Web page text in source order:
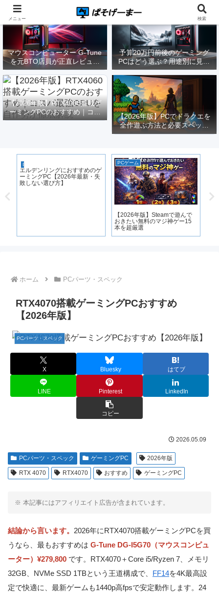
マウスコンピューター G-Tune
を元BTO店員が正直レビュー
｜実際どうなの？
予算20万円前後のゲーミング
PCはどう選ぶ？用途別に見る
構成と注意点【2026年版】
【2026年版】RTX4060搭載ゲ
ーミングPCのおすすめ｜コス
パ最強GPUを自作勢が徹底解
【2026年版】PCでドラクエを
全作遊ぶ方法と必要スペック
｜FF14勢がまとめてみた
PCゲーム
エルデンリングにおすすめのゲ
ーミングPC【2026年最新・失
敗しない選び方】
PCゲーム
【2026年版】Steamで遊んで
おきたい無料のマジ神ゲー15
本を超厳選
ホーム PCパーツ・スペック
RTX4070搭載ゲーミングPCおすすめ
【2026年版】
PCパーツ・スペック
X Bluesky はてブ
LINE Pinterest LinkedIn
コピー
2026.05.09
PCパーツ・スペック ゲーミングPC 2026年版
RTX 4070 RTX4070 おすすめ ゲーミングPC
※ 本記事にはアフィリエイト広告が含まれています。
結論から言います。 2026年にRTX4070搭載ゲーミングPCを買
うなら、最もおすすめは G-Tune DG-I5G70（マウスコンピュ
ーター）¥279,800 です。RTX4070＋Core i5/Ryzen 7、メモリ
32GB、NVMe SSD 1TBという王道構成で、 FF14を4K最高設
定で快適に、最新ゲームも1440p高fpsで安定動作します。24
メニュー 検索